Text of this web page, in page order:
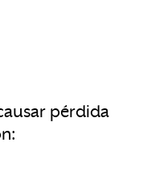
pérdida